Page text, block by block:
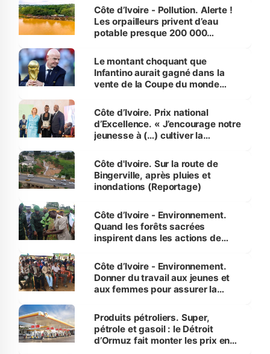
Côte d’Ivoire - Pollution. Alerte !
Les orpailleurs privent d’eau
potable presque 200 000
Le montant choquant que
Infantino aurait gagné dans la
vente de la Coupe du monde
Côte d’Ivoire. Prix national
d’Excellence. « J’encourage notre
jeunesse à (…) cultiver la
(Alassane Ouattara
Côte d'Ivoire. Sur la route de
Bingerville, après pluies et
inondations (Reportage)
Côte d’Ivoire - Environnement.
Quand les forêts sacrées
inspirent dans les actions de
Côte d’Ivoire - Environnement.
Donner du travail aux jeunes et
aux femmes pour assurer la
menacées
Produits pétroliers. Super,
pétrole et gasoil : le Détroit
d’Ormuz fait monter les prix en